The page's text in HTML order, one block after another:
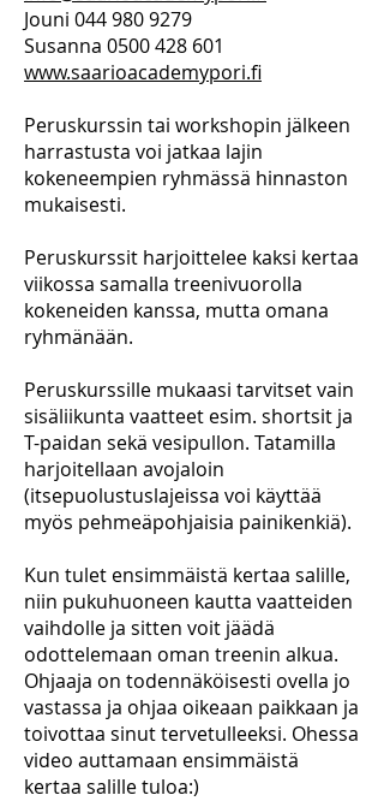
Jouni 044 980 9279
Susanna 0500 428 601
www.saarioacademypori.fi
Peruskurssin tai workshopin jälkeen
harrastusta voi jatkaa lajin
kokeneempien ryhmässä hinnaston
mukaisesti.
Peruskurssit harjoittelee kaksi kertaa
viikossa samalla treenivuorolla
kokeneiden kanssa, mutta omana
ryhmänään.
Peruskurssille mukaasi tarvitset vain
sisäliikunta vaatteet esim. shortsit ja
T-paidan sekä vesipullon. Tatamilla
harjoitellaan avojaloin
(itsepuolustuslajeissa voi käyttää
myös pehmeäpohjaisia painikenkiä).
Kun tulet ensimmäistä kertaa salille,
niin pukuhuoneen kautta vaatteiden
vaihdolle ja sitten voit jäädä
odottelemaan oman treenin alkua.
Ohjaaja on todennäköisesti ovella jo
vastassa ja ohjaa oikeaan paikkaan ja
toivottaa sinut tervetulleeksi. Ohessa
video auttamaan ensimmäistä
kertaa salille tuloa:)